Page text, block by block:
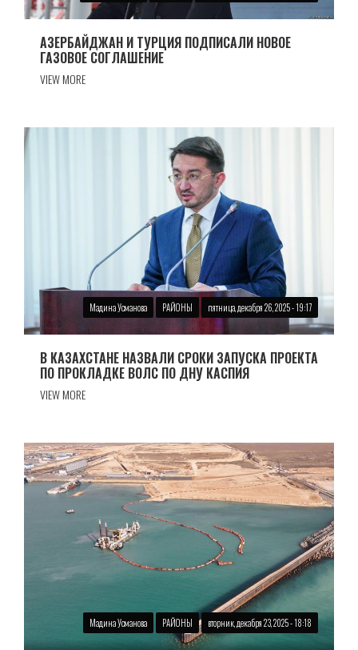
АЗЕРБАЙДЖАН И ТУРЦИЯ ПОДПИСАЛИ НОВОЕ
ГАЗОВОЕ СОГЛАШЕНИЕ
VIEW MORE
Мадина Усманова РАЙОНЫ пятница, декабря 26, 2025 - 19:17
В КАЗАХСТАНЕ НАЗВАЛИ СРОКИ ЗАПУСКА ПРОЕКТА
ПО ПРОКЛАДКЕ ВОЛС ПО ДНУ КАСПИЯ
VIEW MORE
Мадина Усманова РАЙОНЫ вторник, декабря 23, 2025 - 18:18